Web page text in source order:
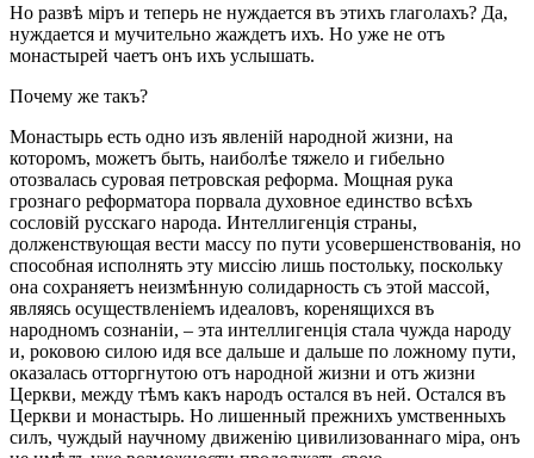
Но развѣ міръ и теперь не нуждается въ этихъ глаголахъ? Да,
нуждается и мучительно жаждетъ ихъ. Но уже не отъ
монастырей чаетъ онъ ихъ услышать.
Почему же такъ?
Монастырь есть одно изъ явленій народной жизни, на
которомъ, можетъ быть, наиболѣе тяжело и гибельно
отозвалась суровая петровская реформа. Мощная рука
грознаго реформатора порвала духовное единство всѣхъ
сословій русскаго народа. Интеллигенція страны,
долженствующая вести массу по пути усовершенствованія, но
способная исполнять эту миссію лишь постольку, поскольку
она сохраняетъ неизмѣнную солидарность съ этой массой,
являясь осуществленіемъ идеаловъ, коренящихся въ
народномъ сознаніи, – эта интеллигенція стала чужда народу
и, роковою силою идя все дальше и дальше по ложному пути,
оказалась отторгнутою отъ народной жизни и отъ жизни
Церкви, между тѣмъ какъ народъ остался въ ней. Остался въ
Церкви и монастырь. Но лишенный прежнихъ умственныхъ
силъ, чуждый научному движенію цивилизованнаго міра, онъ